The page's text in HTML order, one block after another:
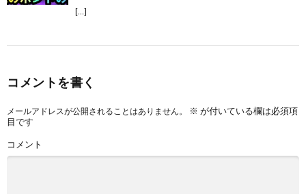
[…]
コメントを書く
メールアドレスが公開されることはありません。 ※ が付いている欄は必須項
目です
コメント